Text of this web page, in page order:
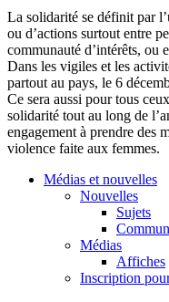
La solidarité se définit par
ou d’actions surtout entre
communauté d’intérêts, ou
Dans les vigiles et les
partout au pays, le 6
Ce sera aussi pour tous
solidarité tout au long de
engagement à prendre des
violence faite aux femmes.
Médias et nouvelles
Nouvelles
Sujets
Médias
Affiches
Inscription